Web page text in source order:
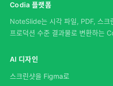
Codia 플랫폼
NoteSlide는 시각 파일, PDF, 스크
프로덕션 수준 결과물로 변환하는
AI 디자인
스크린샷을 Figma로